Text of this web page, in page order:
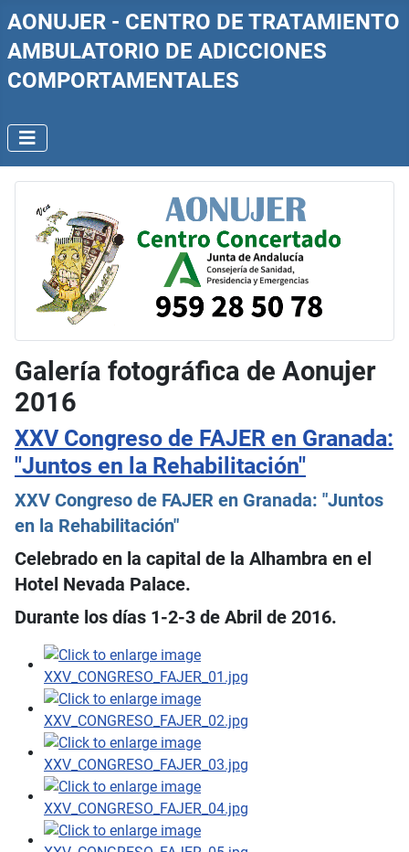
AONUJER - CENTRO DE TRATAMIENTO
AMBULATORIO DE ADICCIONES
COMPORTAMENTALES
Galería fotográfica de Aonujer
2016
XXV Congreso de FAJER en Granada:
"Juntos en la Rehabilitación"
XXV Congreso de FAJER en Granada: "Juntos
en la Rehabilitación"
Celebrado en la capital de la Alhambra en el
Hotel Nevada Palace.
Durante los días 1-2-3 de Abril de 2016.